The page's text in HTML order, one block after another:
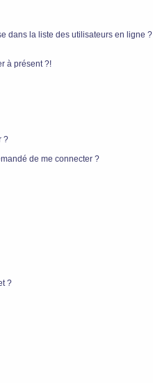
dans la liste des utilisateurs en ligne ?
à présent ?!
?
de me connecter ?
?